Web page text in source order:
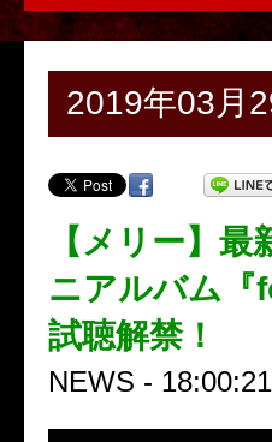
2019年03月
【メリー】
ニアルバム
試聴解禁！
NEWS - 18:00:21